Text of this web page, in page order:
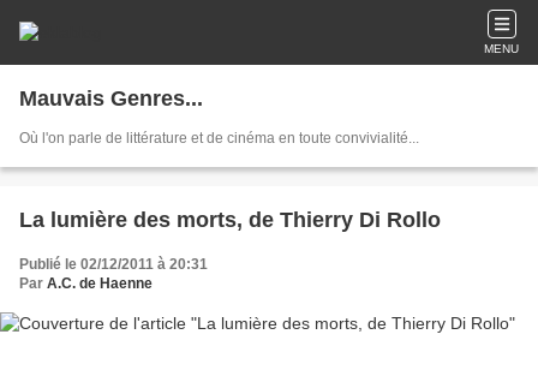
MENU
Mauvais Genres...
Où l'on parle de littérature et de cinéma en toute convivialité...
La lumière des morts, de Thierry Di Rollo
Publié le 02/12/2011 à 20:31
Par A.C. de Haenne